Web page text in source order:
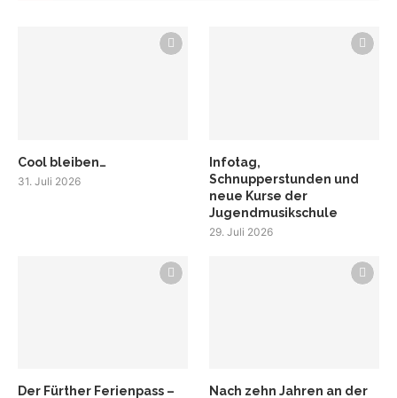
Cool bleiben…
31. Juli 2026
Infotag,
Schnupperstunden und
neue Kurse der
Jugendmusikschule
29. Juli 2026
Der Fürther Ferienpass –
Nach zehn Jahren an der